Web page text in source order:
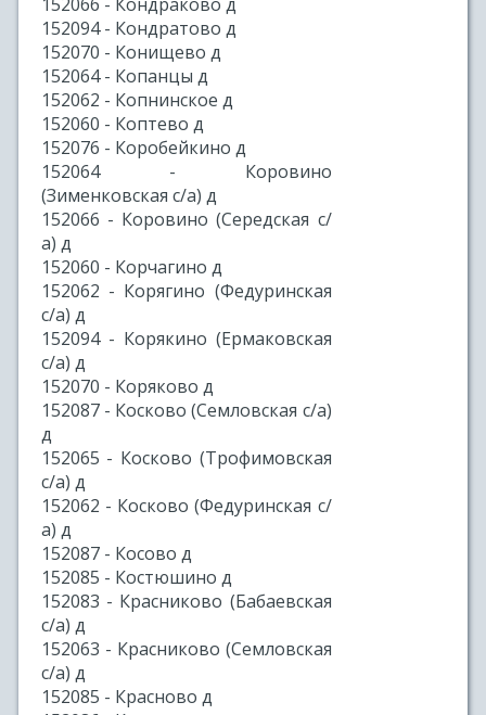
152094 - Кондратово д
152070 - Конищево д
152064 - Копанцы д
152062 - Копнинское д
152060 - Коптево д
152076 - Коробейкино д
152064 - Коровино
(Зименковская с/а) д
152066 - Коровино (Середская с/
а) д
152060 - Корчагино д
152062 - Корягино (Федуринская
с/а) д
152094 - Корякино (Ермаковская
с/а) д
152070 - Коряково д
152087 - Косково (Семловская с/а)
д
152065 - Косково (Трофимовская
с/а) д
152062 - Косково (Федуринская с/
а) д
152087 - Косово д
152085 - Костюшино д
152083 - Красниково (Бабаевская
с/а) д
152063 - Красниково (Семловская
с/а) д
152085 - Красново д